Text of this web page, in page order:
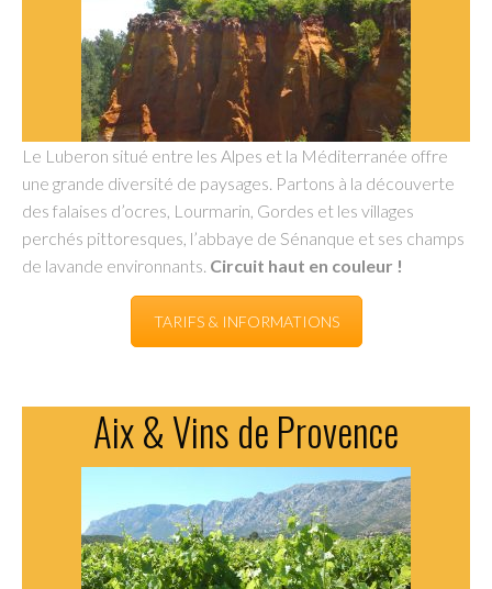
Le Luberon situé entre les Alpes et la Méditerranée offre
une grande diversité de paysages. Partons à la découverte
des falaises d’ocres, Lourmarin, Gordes et les villages
perchés pittoresques, l’abbaye de Sénanque et ses champs
de lavande environnants. Circuit haut en couleur !
TARIFS & INFORMATIONS
Aix & Vins de Provence